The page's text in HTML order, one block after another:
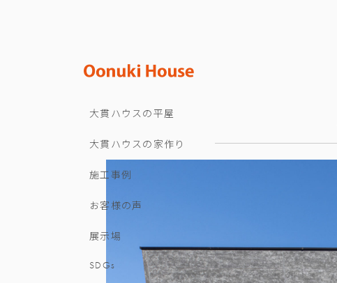
大貫ハウスの平屋
大貫ハウスの家作り
施工事例
お客様の声
展示場
SDGs